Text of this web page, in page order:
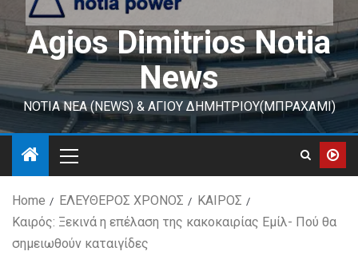
Agios Dimitrios Notia
News
ΝΟΤΙΑ ΝΕΑ (NEWS) & ΑΓΙΟΥ ΔΗΜΗΤΡΙΟΥ(ΜΠΡΑΧΑΜΙ)
Home ΕΛΕΥΘΕΡΟΣ ΧΡΟΝΟΣ
ΚΑΙΡΟΣ
Καιρός: Ξεκινά η επέλαση της κακοκαιρίας Εμίλ- Πού θα
σημειωθούν καταιγίδες